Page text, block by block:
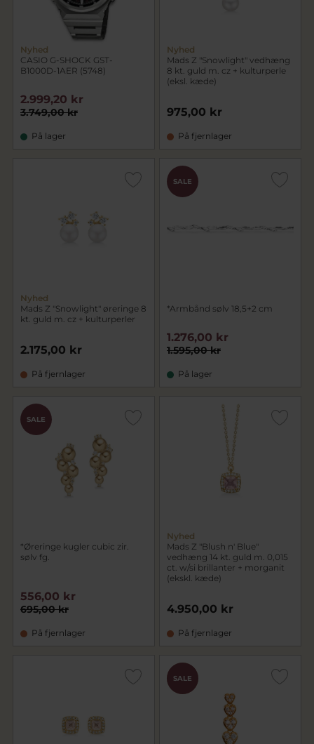
Nyhed
CASIO G-SHOCK GST-
B1000D-1AER (5748)
3.749,00 kr
2.999,20 kr
På lager
Nyhed
Mads Z "Snowlight" vedhæng
8 kt. guld m. cz + kulturperle
(eksl. kæde)
975,00 kr
På fjernlager
Nyhed
Mads Z "Snowlight" øreringe 8
kt. guld m. cz + kulturperler
2.175,00 kr
På fjernlager
SALE
*Armbånd sølv 18,5+2 cm
1.595,00 kr
1.276,00 kr
På lager
SALE
*Øreringe kugler cubic zir.
sølv fg.
695,00 kr
556,00 kr
På fjernlager
Nyhed
Mads Z "Blush n' Blue"
vedhæng 14 kt. guld m. 0,015
ct. w/si brillanter + morganit
(ekskl. kæde)
4.950,00 kr
På fjernlager
PRIS
SALE